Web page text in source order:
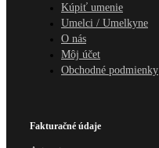
Kúpiť umenie
Umelci / Umelkyne
O nás
Môj účet
Obchodné podmienky
Fakturačné údaje